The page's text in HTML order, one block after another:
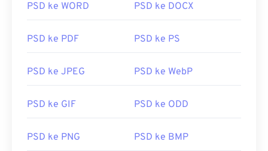
PSD ke WORD PSD ke DOCX
PSD ke PDF PSD ke PS
PSD ke JPEG PSD ke WebP
PSD ke GIF PSD ke ODD
PSD ke PNG PSD ke BMP